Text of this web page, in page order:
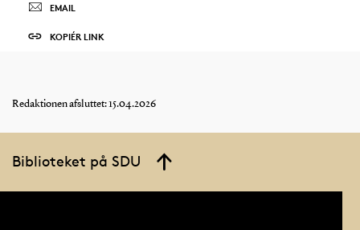
EMAIL
KOPIÉR LINK
Redaktionen afsluttet: 15.04.2026
Biblioteket på SDU